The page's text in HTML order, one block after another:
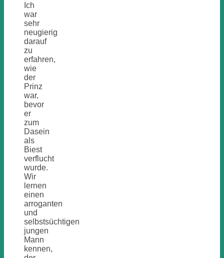
Ich
war
sehr
neugierig
darauf
zu
erfahren,
wie
der
Prinz
war,
bevor
er
zum
Dasein
als
Biest
verflucht
wurde.
Wir
lernen
einen
arroganten
und
selbstsüchtigen
jungen
Mann
kennen,